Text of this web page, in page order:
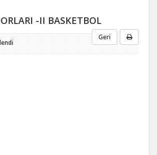
-II BASKETBOL
Geri